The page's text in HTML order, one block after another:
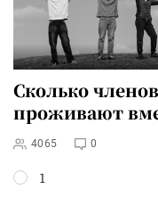
Сколько
проживают
4065 0
1